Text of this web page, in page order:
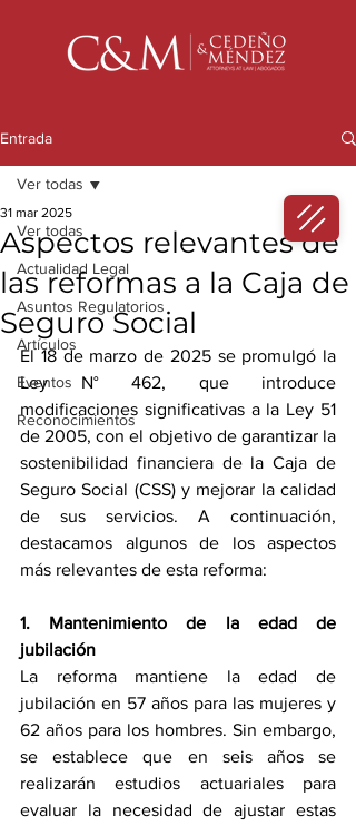
Entrada
Ver todas
Actualidad Legal
Asuntos Regulatorios
Artículos
Eventos
Reconocimientos
Ver todas
Aspectos relevantes de
las reformas a la Caja de
Seguro Social
31 mar 2025
El 18 de marzo de 2025 se promulgó la
Ley N° 462, que introduce
modificaciones significativas a la Ley 51
de 2005, con el objetivo de garantizar la
sostenibilidad financiera de la Caja de
Seguro Social (CSS) y mejorar la calidad
de sus servicios. A continuación,
destacamos algunos de los aspectos
más relevantes de esta reforma:
1. Mantenimiento de la edad de
jubilación
La reforma mantiene la edad de
jubilación en 57 años para las mujeres y
62 años para los hombres. Sin embargo,
se establece que en seis años se
realizarán estudios actuariales para
evaluar la necesidad de ajustar estas